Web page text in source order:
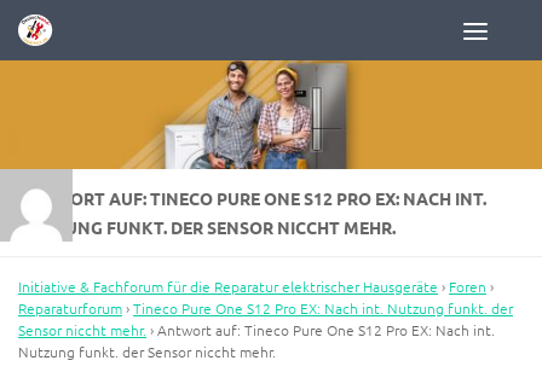
Zum Inhalt springen
ANTWORT AUF: TINECO PURE ONE S12 PRO EX: NACH INT.
NUTZUNG FUNKT. DER SENSOR NICCHT MEHR.
Initiative & Fachforum für die Reparatur elektrischer Hausgeräte › Foren ›
Reparaturforum›Tineco Pure One S12 Pro EX: Nach int. Nutzung funkt. der
Sensor niccht mehr. ›Antwort auf: Tineco Pure One S12 Pro EX: Nach int.
Nutzung funkt. der Sensor niccht mehr.